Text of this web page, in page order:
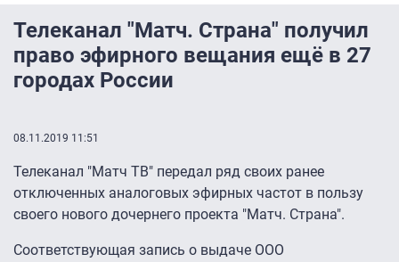
Телеканал "Матч. Страна" получил
право эфирного вещания ещё в 27
городах России
08.11.2019 11:51
Телеканал "Матч ТВ" передал ряд своих ранее
отключенных аналоговых эфирных частот в пользу
своего нового дочернего проекта "Матч. Страна".
Соответствующая запись о выдаче ООО